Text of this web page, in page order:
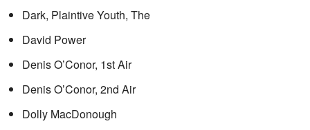
Dark, Plaintive Youth, The
David Power
Denis O’Conor, 1st Air
Denis O’Conor, 2nd Air
Dolly MacDonough